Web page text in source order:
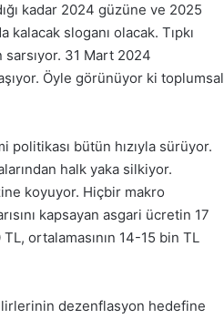
kadar 2024 güzüne ve 2025
kalacak sloganı olacak. Tıpkı
31 Mart 2024
Öyle görünüyor ki toplumsal
politikası bütün hızıyla sürüyor.
halk yaka silkiyor.
koyuyor. Hiçbir makro
kapsayan asgari ücretin 17
ortalamasının 14-15 bin TL
dezenflasyon hedefine